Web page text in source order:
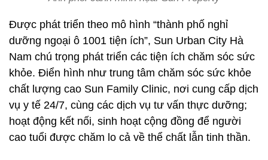
Được phát triển theo mô hình “thành phố nghỉ
dưỡng ngoại ô 1001 tiện ích”, Sun Urban City Hà
Nam chú trọng phát triển các tiện ích chăm sóc sức
khỏe. Điển hình như trung tâm chăm sóc sức khỏe
chất lượng cao Sun Family Clinic, nơi cung cấp dịch
vụ y tế 24/7, cùng các dịch vụ tư vấn thực dưỡng;
hoạt động kết nối, sinh hoạt cộng đồng để người
cao tuổi được chăm lo cả về thể chất lẫn tinh thần.